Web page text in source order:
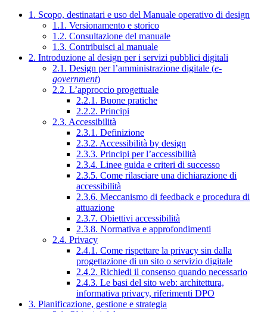
1. Scopo, destinatari e uso del Manuale operativo di design
1.1. Versionamento e storico
1.2. Consultazione del manuale
1.3. Contribuisci al manuale
2. Introduzione al design per i servizi pubblici digitali
2.1. Design per l’amministrazione digitale (e-
government)
2.2. L’approccio progettuale
2.2.1. Buone pratiche
2.2.2. Principi
2.3. Accessibilità
2.3.1. Definizione
2.3.2. Accessibilità by design
2.3.3. Principi per l’accessibilità
2.3.4. Linee guida e criteri di successo
2.3.5. Come rilasciare una dichiarazione di
accessibilità
2.3.6. Meccanismo di feedback e procedura di
attuazione
2.3.7. Obiettivi accessibilità
2.3.8. Normativa e approfondimenti
2.4. Privacy
2.4.1. Come rispettare la privacy sin dalla
progettazione di un sito o servizio digitale
2.4.2. Richiedi il consenso quando necessario
2.4.3. Le basi del sito web: architettura,
informativa privacy, riferimenti DPO
3. Pianificazione, gestione e strategia